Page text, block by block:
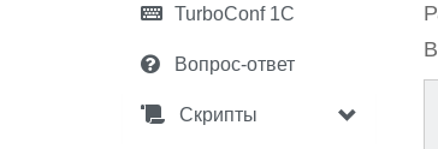
TurboConf 1С
Вопрос-ответ
Скрипты